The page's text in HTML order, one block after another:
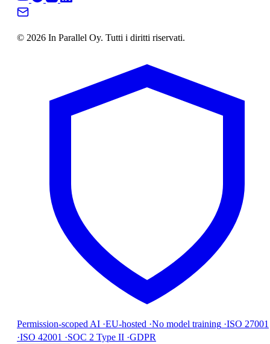
© 2026 In Parallel Oy. Tutti i diritti riservati.
Permission-scoped AI ·EU-hosted ·No model training ·ISO 27001
·ISO 42001 ·SOC 2 Type II ·GDPR